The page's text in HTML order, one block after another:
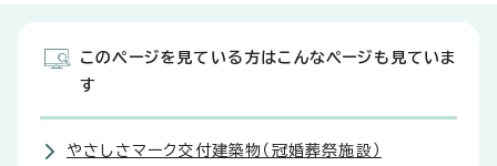
このページを見ている方はこんなページも見ていま
す
やさしさマーク交付建築物（冠婚葬祭施設）